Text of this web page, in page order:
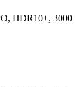
HDR10+, 3000